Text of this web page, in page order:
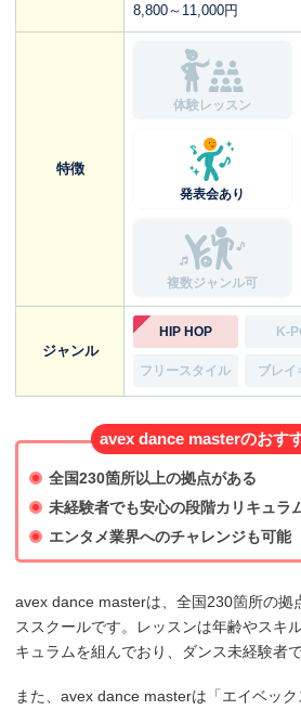
8,800～11,000円
特徴
体験レッスン
発表会あり
複数ジャンル可
ジャンル
HIP HOP K-
フリースタイル ブレイ
avex dance masterのおす
全国230箇所以上の拠点がある
未経験者でも安心の段階カリキュラ
エンタメ業界へのチャレンジも可能
avex dance masterは、全国230箇所の拠
ススクールです。レッスンは年齢やスキ
キュラムを組んでおり、ダンス未経験者
また、avex dance masterは「エイベッ